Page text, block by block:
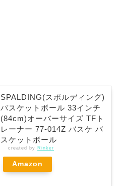
SPALDING(スポルディング)
バスケットボール 33インチ
(84cm)オーバーサイズ TFト
レーナー 77-014Z バスケ バ
スケットボール
created by Rinker
Amazon